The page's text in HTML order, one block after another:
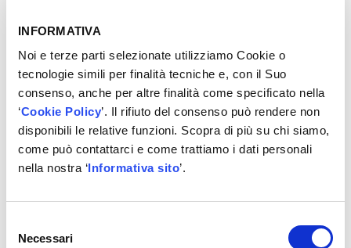
INFORMATIVA
Noi e terze parti selezionate utilizziamo Cookie o
tecnologie simili per finalità tecniche e, con il Suo
consenso, anche per altre finalità come specificato nella
‘Cookie Policy’. Il rifiuto del consenso può rendere non
disponibili le relative funzioni. Scopra di più su chi siamo,
come può contattarci e come trattiamo i dati personali
nella nostra ‘Informativa sito’.
delNecessari
> Alte prestazioni
resistenza alla corrosione (Shock termici, vibrazioni o
durabilità)
> Ampia gamma: 175 codici, che coprono la maggior
parte delle applicazioni diffuse in Europa dotate di
turbocompressori
> Reattività: elevata capacità di rifornire rapidamente
l’aftermarket
di danni di trasporto e di fornire un uso più pratico.